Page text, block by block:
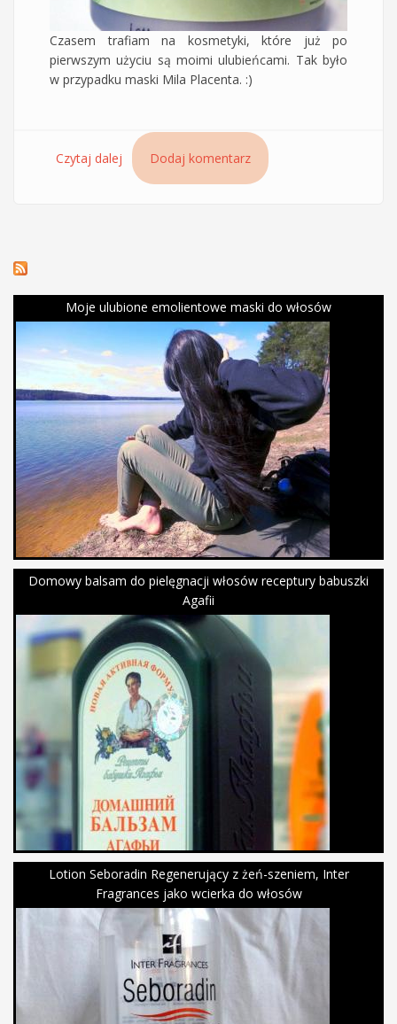
Czasem trafiam na kosmetyki, które już po
pierwszym użyciu są moimi ulubieńcami. Tak było
w przypadku maski Mila Placenta. :)
Czytaj dalej wpis Maska do włosów Placenta Mila
Dodaj komentarz
Moje ulubione emolientowe maski do włosów
Domowy balsam do pielęgnacji włosów receptury babuszki
Agafii
Lotion Seboradin Regenerujący z żeń-szeniem, Inter
Fragrances jako wcierka do włosów